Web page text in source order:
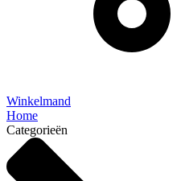
Winkelmand
Home
Categorieën